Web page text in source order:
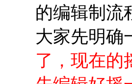
的编辑制流
大家先明确
了，现在的